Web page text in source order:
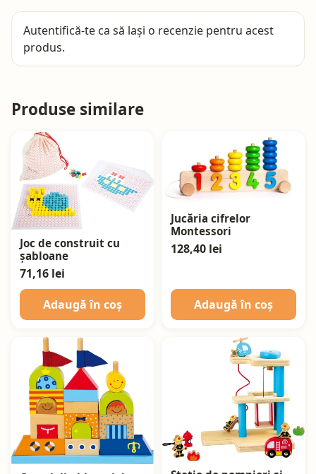
Autentifică-te ca să lași o recenzie pentru acest
produs.
Produse similare
Joc de construit cu
șabloane
71,16 lei
Adaugă în coș
Jucăria cifrelor
Montessori
128,40 lei
Adaugă în coș